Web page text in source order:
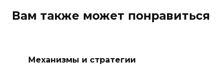
Вам также может понравиться
Механизмы и стратегии